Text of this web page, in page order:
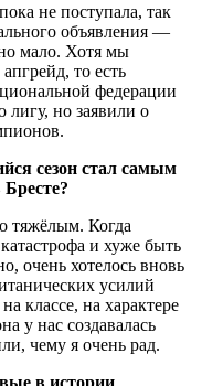
не поступала, так
объявления —
мало. Хотя мы
то есть
федерации
лигу, но заявили о
сезон стал самым
тяжёлым. Когда
и хуже быть
очень хотелось вновь
усилий
классе, на характере
у нас создавалась
чему я очень рад.
в истории